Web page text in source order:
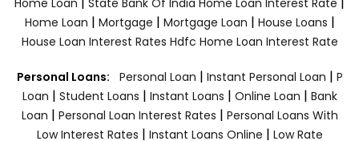
Home Loan
State Bank Of India Home Loan Interest Rate
Home Loan | Mortgage | Mortgage Loan | House Loans |
House Loan Interest Rates Hdfc Home Loan Interest Rate
Personal Loans: Personal Loan | Instant Personal Loan | P
Loan | Student Loans | Instant Loans | Online Loan | Bank
Loan | Personal Loan Interest Rates | Personal Loans With
Low Interest Rates | Instant Loans Online | Low Rate